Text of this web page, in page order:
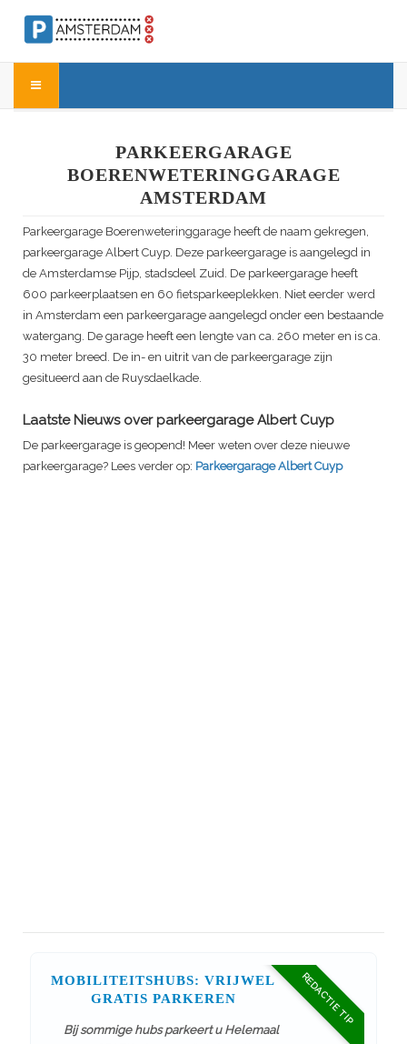
PARKEERGARAGE
BOERENWETERINGGARAGE
AMSTERDAM
Parkeergarage Boerenweteringgarage heeft de naam gekregen,
parkeergarage Albert Cuyp. Deze parkeergarage is aangelegd in
de Amsterdamse Pijp, stadsdeel Zuid. De parkeergarage heeft
600 parkeerplaatsen en 60 fietsparkeeplekken. Niet eerder werd
in Amsterdam een parkeergarage aangelegd onder een bestaande
watergang. De garage heeft een lengte van ca. 260 meter en is ca.
30 meter breed. De in- en uitrit van de parkeergarage zijn
gesitueerd aan de Ruysdaelkade.
Laatste Nieuws over parkeergarage Albert Cuyp
De parkeergarage is geopend! Meer weten over deze nieuwe
parkeergarage? Lees verder op: Parkeergarage Albert Cuyp
REDACTIE TIP
MOBILITEITSHUBS: VRIJWEL
GRATIS PARKEREN
Bij sommige hubs parkeert u Helemaal